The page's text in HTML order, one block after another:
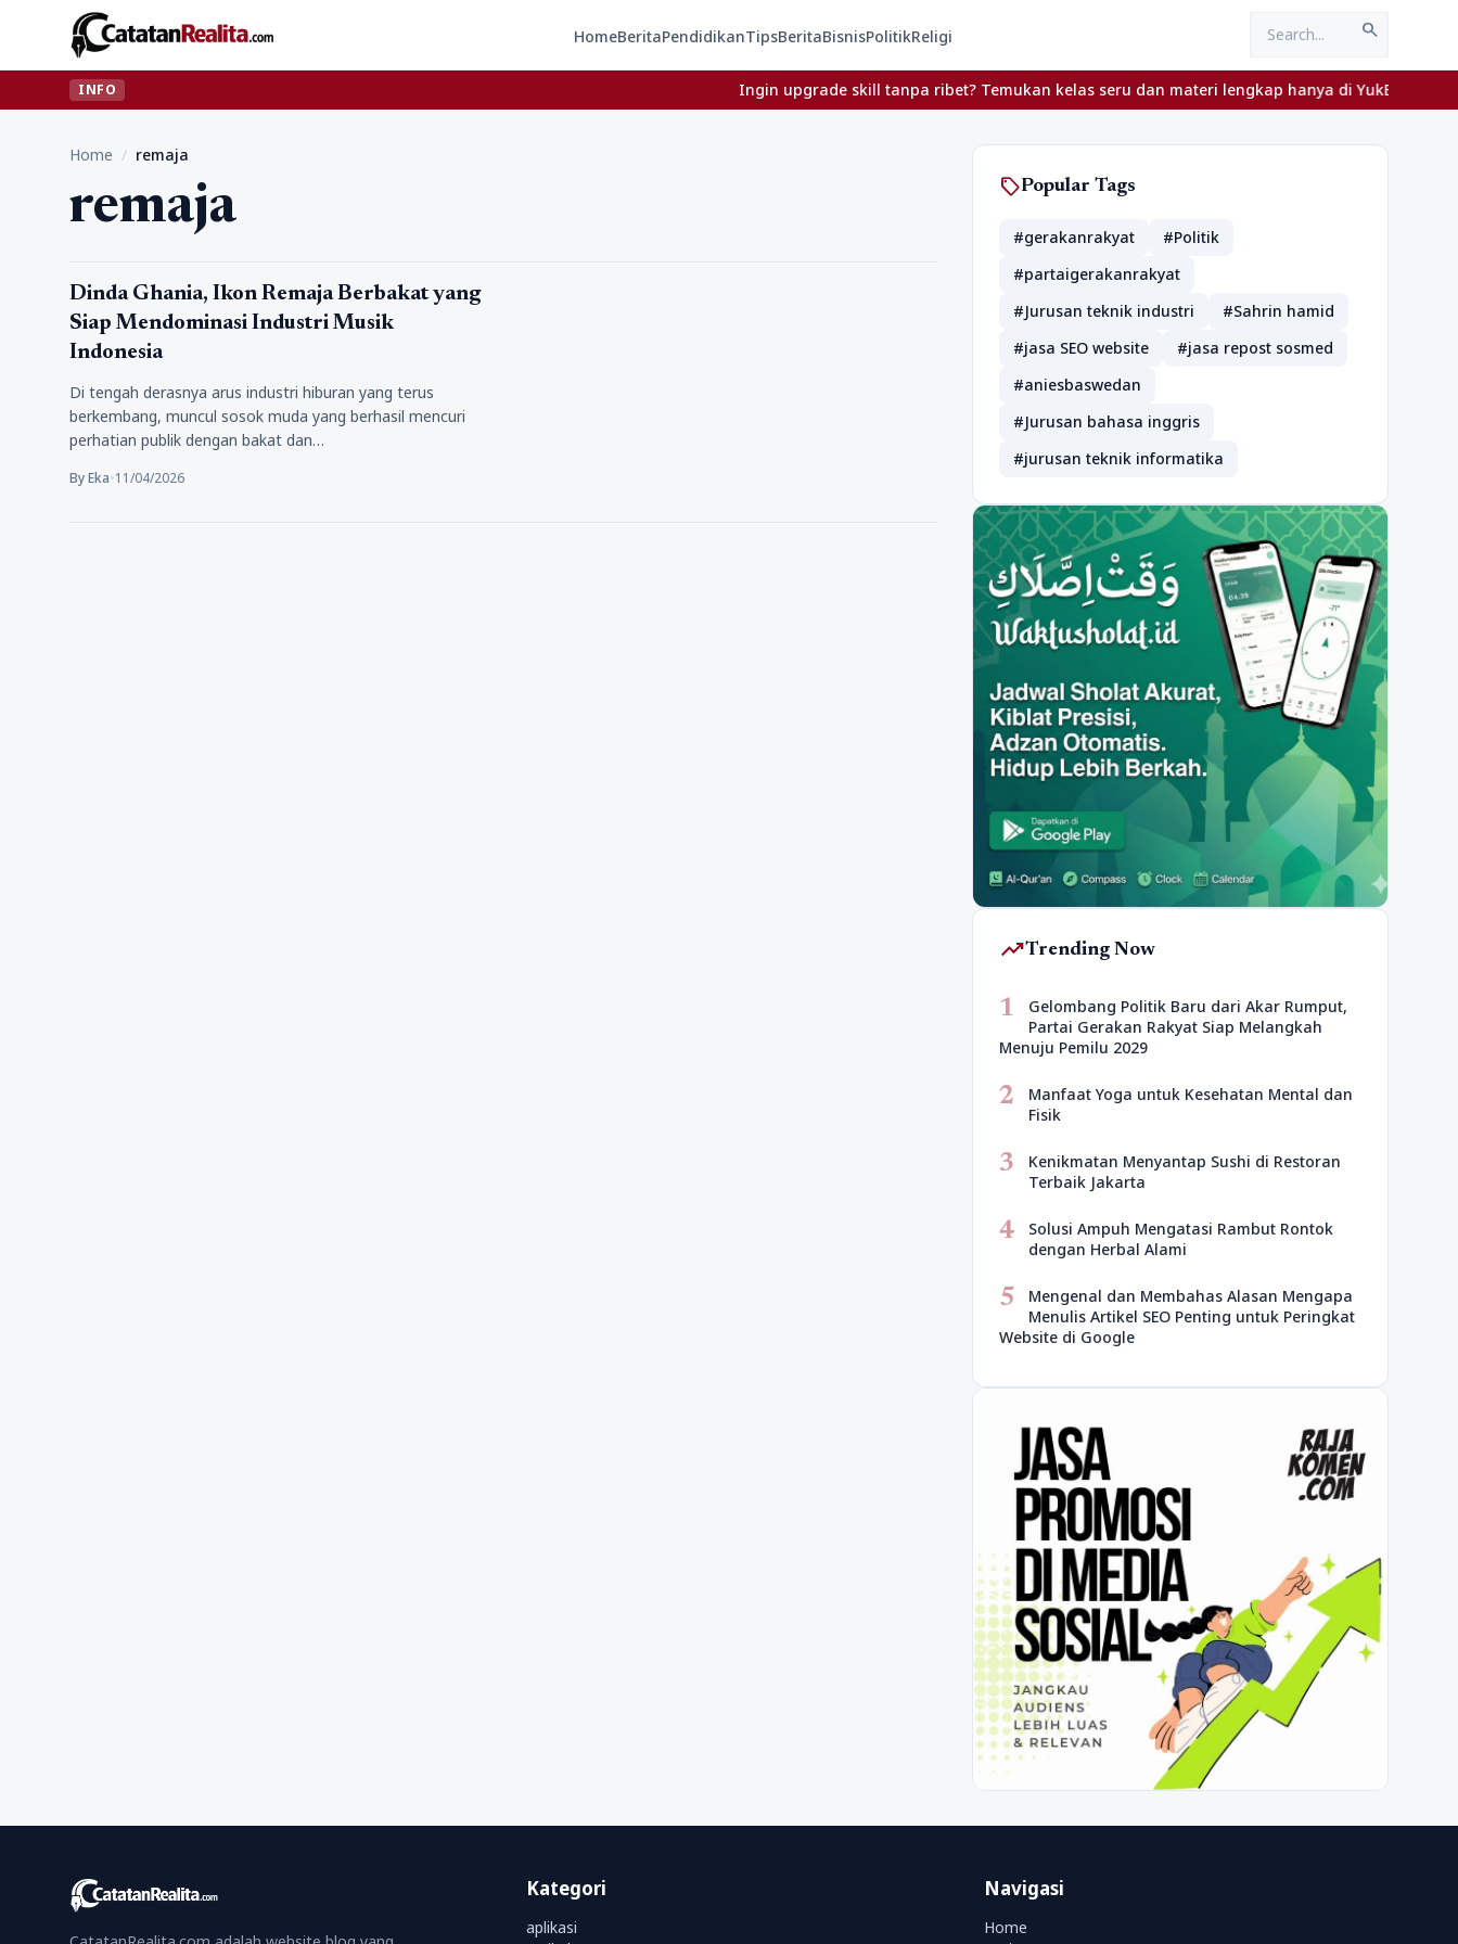
HomeBeritaPendidikanTipsBeritaBisnisPolitikReligi search
INFO Ingin upgrade skill tanpa ribet? Temukan kelas seru dan materi lengkap hanya di YukBelajar.com.
Home / remaja
remaja
Artikel
Dinda Ghania, Ikon Remaja Berbakat yang
Siap Mendominasi Industri Musik
Indonesia
Di tengah derasnya arus industri hiburan yang terus
berkembang, muncul sosok muda yang berhasil mencuri
perhatian publik dengan bakat dan…
By Eka•11/04/2026
sellPopular Tags
#gerakanrakyat
#Politik
#partaigerakanrakyat
#Jurusan teknik industri
#Sahrin hamid
#jasa SEO website
#jasa repost sosmed
#aniesbaswedan
#Jurusan bahasa inggris
#jurusan teknik informatika
trending_upTrending Now
1
Gelombang Politik Baru dari Akar Rumput,
Partai Gerakan Rakyat Siap Melangkah
Menuju Pemilu 2029
2
Manfaat Yoga untuk Kesehatan Mental dan
Fisik
3
Kenikmatan Menyantap Sushi di Restoran
Terbaik Jakarta
4
Solusi Ampuh Mengatasi Rambut Rontok
dengan Herbal Alami
5
Mengenal dan Membahas Alasan Mengapa
Menulis Artikel SEO Penting untuk Peringkat
Website di Google
Kategori
aplikasi
Navigasi
Home